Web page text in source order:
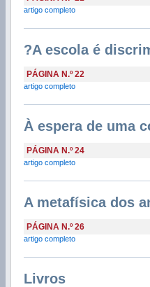
artigo completo
?A escola é
PÁGINA N.º 22
artigo completo
À espera de uma
PÁGINA N.º 24
artigo completo
A metafísica dos
PÁGINA N.º 26
artigo completo
Livros